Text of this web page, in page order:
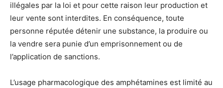
illégales par la loi et pour cette raison leur production et
leur vente sont interdites. En conséquence, toute
personne réputée détenir une substance, la produire ou
la vendre sera punie d’un emprisonnement ou de
l’application de sanctions.
L’usage pharmacologique des amphétamines est limité au